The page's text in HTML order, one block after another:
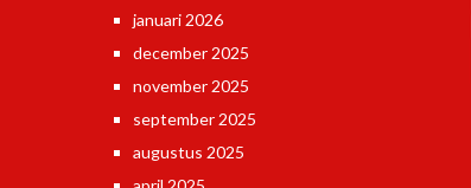
januari 2026
december 2025
november 2025
september 2025
augustus 2025